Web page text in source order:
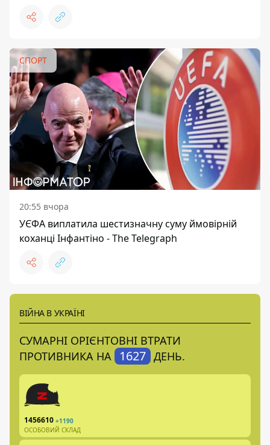
СПОРТ
20:55 вчора
УЄФА виплатила шестизначну суму ймовірній
коханці Інфантіно - The Telegraph
ВІЙНА В УКРАЇНІ
СУМАРНІ ОРІЄНТОВНІ ВТРАТИ
ПРОТИВНИКА НА
1627 ДЕНЬ.
1456610 +1190
ОСОБОВИЙ СКЛАД